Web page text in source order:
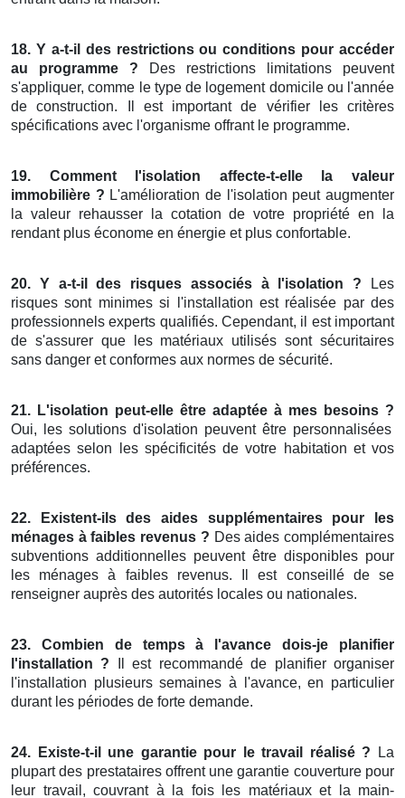
18. Y a-t-il des restrictions ou conditions pour accéder
au programme ? Des restrictions limitations peuvent
s'appliquer, comme le type de logement domicile ou l'année
de construction. Il est important de vérifier les critères
spécifications avec l'organisme offrant le programme.
19. Comment l'isolation affecte-t-elle la valeur
immobilière ? L'amélioration de l'isolation peut augmenter
la valeur rehausser la cotation de votre propriété en la
rendant plus économe en énergie et plus confortable.
20. Y a-t-il des risques associés à l'isolation ? Les
risques sont minimes si l'installation est réalisée par des
professionnels experts qualifiés. Cependant, il est important
de s'assurer que les matériaux utilisés sont sécuritaires
sans danger et conformes aux normes de sécurité.
21. L'isolation peut-elle être adaptée à mes besoins ?
Oui, les solutions d'isolation peuvent être personnalisées
adaptées selon les spécificités de votre habitation et vos
préférences.
22. Existent-ils des aides supplémentaires pour les
ménages à faibles revenus ? Des aides complémentaires
subventions additionnelles peuvent être disponibles pour
les ménages à faibles revenus. Il est conseillé de se
renseigner auprès des autorités locales ou nationales.
23. Combien de temps à l'avance dois-je planifier
l'installation ? Il est recommandé de planifier organiser
l'installation plusieurs semaines à l'avance, en particulier
durant les périodes de forte demande.
24. Existe-t-il une garantie pour le travail réalisé ? La
plupart des prestataires offrent une garantie couverture pour
leur travail, couvrant à la fois les matériaux et la main-